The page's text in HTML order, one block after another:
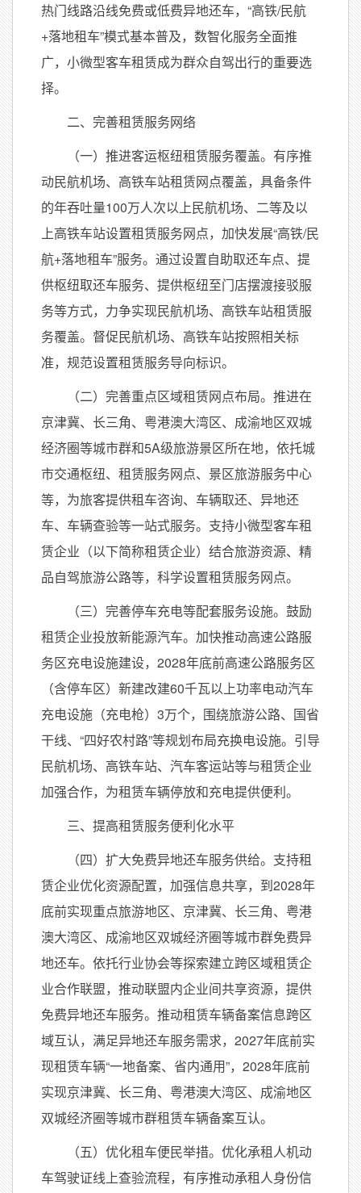
热门线路沿线免费或低费异地还车，“高铁/民航
+落地租车”模式基本普及，数智化服务全面推
广，小微型客车租赁成为群众自驾出行的重要选
择。
二、完善租赁服务网络
（一）推进客运枢纽租赁服务覆盖。有序推
动民航机场、高铁车站租赁网点覆盖，具备条件
的年吞吐量100万人次以上民航机场、二等及以
上高铁车站设置租赁服务网点，加快发展“高铁/民
航+落地租车”服务。通过设置自助取还车点、提
供枢纽取还车服务、提供枢纽至门店摆渡接驳服
务等方式，力争实现民航机场、高铁车站租赁服
务覆盖。督促民航机场、高铁车站按照相关标
准，规范设置租赁服务导向标识。
（二）完善重点区域租赁网点布局。推进在
京津冀、长三角、粤港澳大湾区、成渝地区双城
经济圈等城市群和5A级旅游景区所在地，依托城
市交通枢纽、租赁服务网点、景区旅游服务中心
等，为旅客提供租车咨询、车辆取还、异地还
车、车辆查验等一站式服务。支持小微型客车租
赁企业（以下简称租赁企业）结合旅游资源、精
品自驾旅游公路等，科学设置租赁服务网点。
（三）完善停车充电等配套服务设施。鼓励
租赁企业投放新能源汽车。加快推动高速公路服
务区充电设施建设，2028年底前高速公路服务区
（含停车区）新建改建60千瓦以上功率电动汽车
充电设施（充电枪）3万个，围绕旅游公路、国省
干线、“四好农村路”等规划布局充换电设施。引导
民航机场、高铁车站、汽车客运站等与租赁企业
加强合作，为租赁车辆停放和充电提供便利。
三、提高租赁服务便利化水平
（四）扩大免费异地还车服务供给。支持租
赁企业优化资源配置，加强信息共享，到2028年
底前实现重点旅游地区、京津冀、长三角、粤港
澳大湾区、成渝地区双城经济圈等城市群免费异
地还车。依托行业协会等探索建立跨区域租赁企
业合作联盟，推动联盟内企业间共享资源，提供
免费异地还车服务。推动租赁车辆备案信息跨区
域互认，满足异地还车服务需求，2027年底前实
现租赁车辆“一地备案、省内通用”，2028年底前
实现京津冀、长三角、粤港澳大湾区、成渝地区
双城经济圈等城市群租赁车辆备案互认。
（五）优化租车便民举措。优化承租人机动
车驾驶证线上查验流程，有序推动承租人身份信